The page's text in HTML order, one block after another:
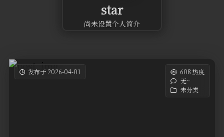
star
尚未设置个人简介
发布于 2026-04-01
608 热度
无~
未分类